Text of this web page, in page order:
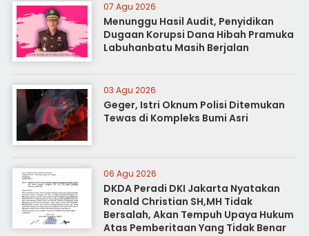
07 Agu 2026
Menunggu Hasil Audit, Penyidikan
Dugaan Korupsi Dana Hibah Pramuka
Labuhanbatu Masih Berjalan
03 Agu 2026
Geger, Istri Oknum Polisi Ditemukan
Tewas di Kompleks Bumi Asri
06 Agu 2026
DKDA Peradi DKI Jakarta Nyatakan
Ronald Christian SH,MH Tidak
Bersalah, Akan Tempuh Upaya Hukum
Atas Pemberitaan Yang Tidak Benar